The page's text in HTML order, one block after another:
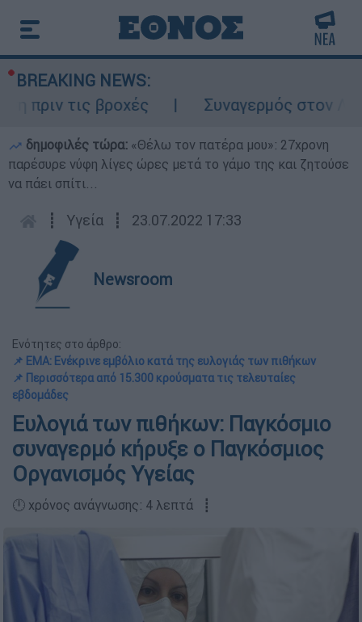
BREAKING NEWS:
τις βροχές
Συναγερμός στον
δημοφιλές τώρα: «Θέλω τον πατέρα μου»: 27χρονη
παρέσυρε νύφη λίγες ώρες μετά το γάμο της και ζητούσε
να πάει σπίτι...
┋ Υγεία ┋ 23.07.2022 17:33
Newsroom
Ενότητες στο άρθρο:
📌 ΕΜΑ: Ενέκρινε εμβόλιο κατά της ευλογιάς των πιθήκων
📌 Περισσότερα από 15.300 κρούσματα τις τελευταίες
εβδομάδες
Ευλογιά των πιθήκων: Παγκόσμιο
συναγερμό κήρυξε ο Παγκόσμιος
Οργανισμός Υγείας
🕛 χρόνος ανάγνωσης: 4 λεπτά ┋